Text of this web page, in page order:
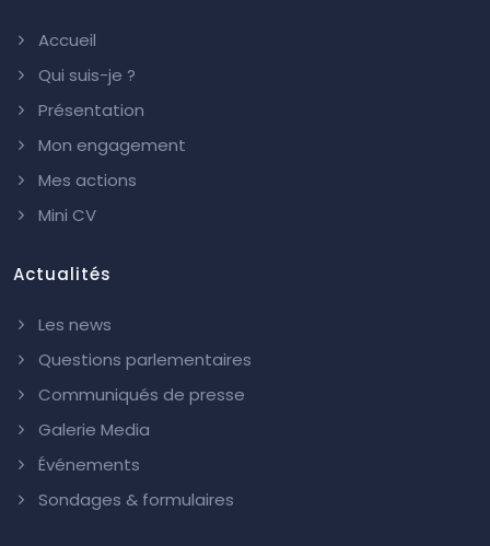
Accueil
Qui suis-je ?
Présentation
Mon engagement
Mes actions
Mini CV
Actualités
Les news
Questions parlementaires
Communiqués de presse
Galerie Media
Événements
Sondages & formulaires